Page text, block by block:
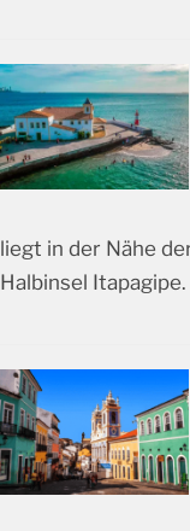
liegt in der Nähe
Halbinsel